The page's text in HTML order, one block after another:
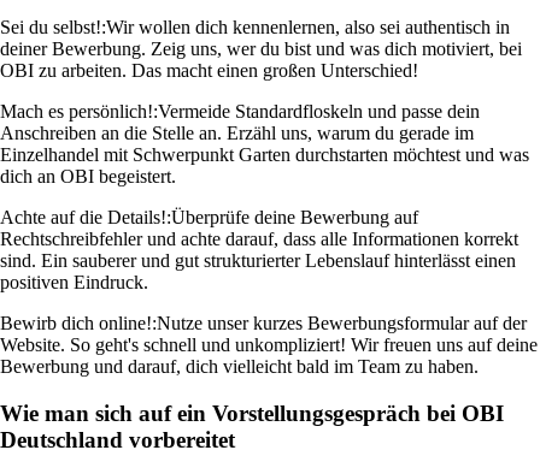
Sei du selbst!:Wir wollen dich kennenlernen, also sei authentisch in
deiner Bewerbung. Zeig uns, wer du bist und was dich motiviert, bei
OBI zu arbeiten. Das macht einen großen Unterschied!
Mach es persönlich!:Vermeide Standardfloskeln und passe dein
Anschreiben an die Stelle an. Erzähl uns, warum du gerade im
Einzelhandel mit Schwerpunkt Garten durchstarten möchtest und was
dich an OBI begeistert.
Achte auf die Details!:Überprüfe deine Bewerbung auf
Rechtschreibfehler und achte darauf, dass alle Informationen korrekt
sind. Ein sauberer und gut strukturierter Lebenslauf hinterlässt einen
positiven Eindruck.
Bewirb dich online!:Nutze unser kurzes Bewerbungsformular auf der
Website. So geht's schnell und unkompliziert! Wir freuen uns auf deine
Bewerbung und darauf, dich vielleicht bald im Team zu haben.
Wie man sich auf ein Vorstellungsgespräch bei OBI
Deutschland vorbereitet